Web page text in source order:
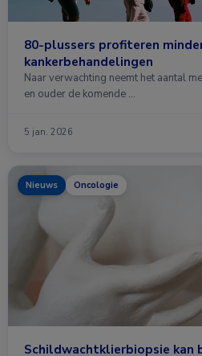
80-plussers profiteren
kankerbehandelingen
Naar verwachting neemt het aantal
en ouder de komende …
5 jan. 2026
Nieuws Oncologie
Schildwachtklierbiopsie kan